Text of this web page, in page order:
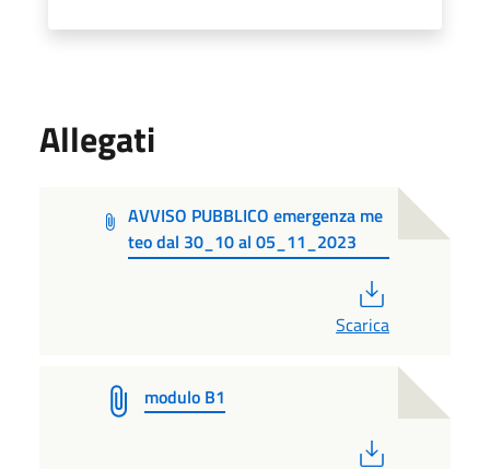
Allegati
AVVISO PUBBLICO emergenza me
teo dal 30_10 al 05_11_2023
Scarica
modulo B1